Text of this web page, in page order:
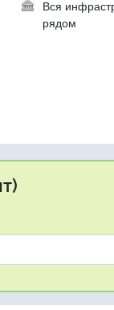
Вся
рядом